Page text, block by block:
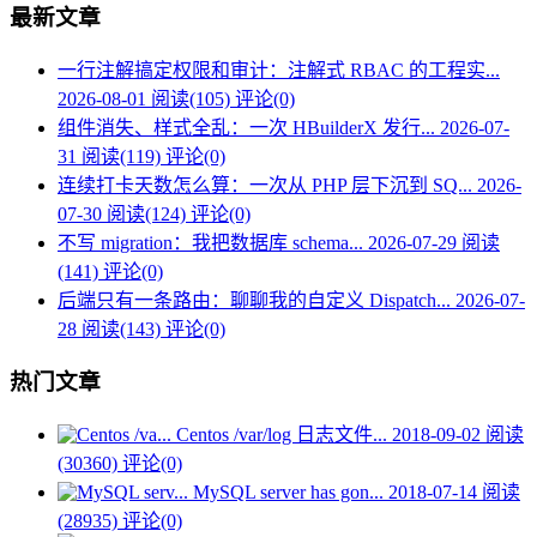
最新文章
一行注解搞定权限和审计：注解式 RBAC 的工程实...
2026-08-01 阅读(105) 评论(0)
组件消失、样式全乱：一次 HBuilderX 发行... 2026-07-
31 阅读(119) 评论(0)
连续打卡天数怎么算：一次从 PHP 层下沉到 SQ... 2026-
07-30 阅读(124) 评论(0)
不写 migration：我把数据库 schema... 2026-07-29 阅读
(141) 评论(0)
后端只有一条路由：聊聊我的自定义 Dispatch... 2026-07-
28 阅读(143) 评论(0)
热门文章
Centos /var/log 日志文件... 2018-09-02 阅读
(30360) 评论(0)
MySQL server has gon... 2018-07-14 阅读
(28935) 评论(0)